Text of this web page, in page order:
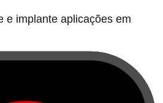
e implante aplicações em